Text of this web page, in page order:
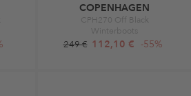
COPENHAGEN
CPH270 Off Black
Winterboots
249 € 112,10 € -55%